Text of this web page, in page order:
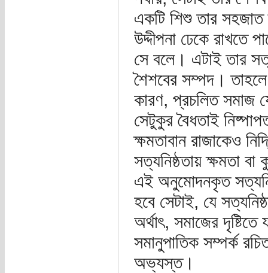
একটি শিশু তার সহজাত
উদ্দীপনা ঢেকে রাখতে
সে বলে। এটাই তার
শৈশবের সম্পদ।
কারণ, প্রচলিত সমাজ
সেটুকুর বৈধতাই
ক্ষমতাবান রাজাকেও
সত্যনিষ্ঠতায় ক্ষমতা
এই অনুমোদনকৃত
হবে সেটাই, যে
অর্থাৎ, সমাজের
সমানুপাতিক সম্পর্ক
অভ্যস্ত।